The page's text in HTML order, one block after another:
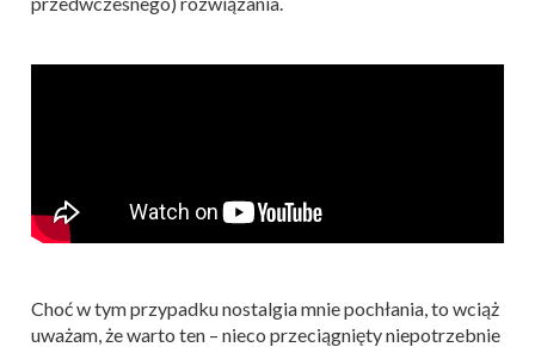
Choć w tym przypadku nostalgia mnie pochłania, to wciąż
uważam, że warto ten – nieco przeciągnięty niepotrzebnie